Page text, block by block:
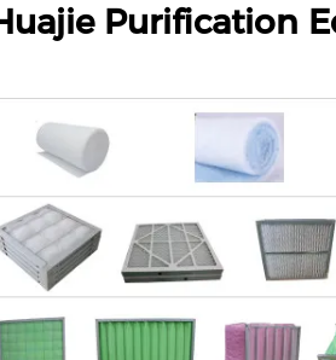
Purification